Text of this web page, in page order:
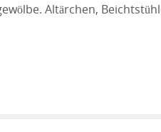
Altärchen,